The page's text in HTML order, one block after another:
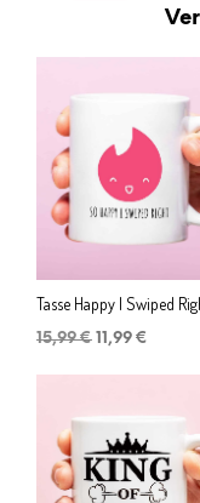
Tasse Happy I Swiped
15,99€
war:
11,99 €
ist: